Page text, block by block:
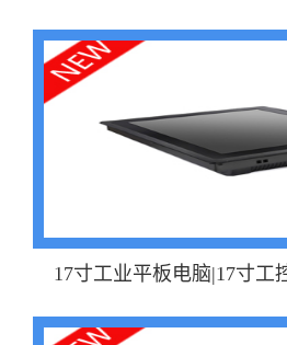
17寸工业平板电脑|17寸工